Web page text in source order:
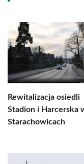
Rewitalizacja osiedli
Stadion i Harcerska
Starachowicach